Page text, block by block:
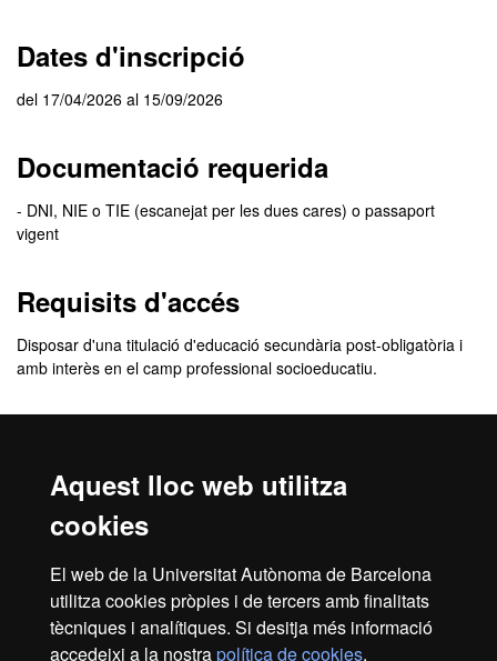
Aquest lloc web utilitza
cookies
El web de la Universitat Autònoma de Barcelona
utilitza cookies pròpies i de tercers amb finalitats
tècniques i analítiques. Si desitja més informació
accedeixi a la nostrapolítica de cookies.
Dates d'inscripció
del 17/04/2026 al 15/09/2026
Documentació requerida
- DNI, NIE o TIE (escanejat per les dues cares) o passaport
vigent
Requisits d'accés
Disposar d'una titulació d'educació secundària post-obligatòria i
amb interès en el camp professional socioeducatiu.
resultat de l’admissió el rebràs, de manera personalitzada, a
l'adreça de correu electrònic que indiquis quan facis la inscripció.
En aquest correu se t’indicarà com has de procedir per
Revisa lasafata de correu brossadel teu correu electrònic. De
vegades, els missatges poden entrar com a correu brossa.